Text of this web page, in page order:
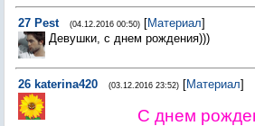
27 Pest (04.12.2016 00:50) [Материал]
Девушки, с днем рождения)))
26 katerina420 (03.12.2016 23:52) [Материал]
С днем